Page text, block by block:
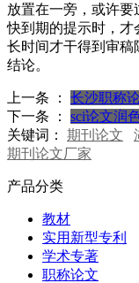
放置在一旁，或许
快到期的提示时，才
长时间才干得到审稿
结论。
上一条 ：
长沙职称
下一条 ：
sci论文润
关键词： 期刊论文
期刊论文厂家
产品分类
教材
实用新型专利
学术专著
职称论文